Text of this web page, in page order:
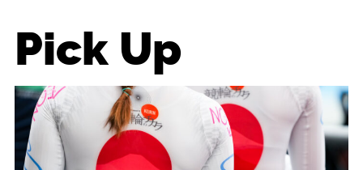
Pick Up